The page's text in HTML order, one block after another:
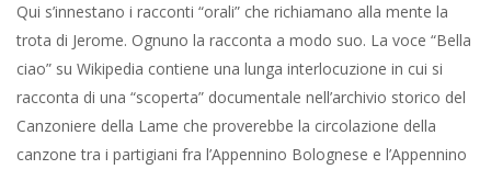
Qui s’innestano i racconti “orali” che richiamano alla mente la
trota di Jerome. Ognuno la racconta a modo suo. La voce “Bella
ciao” su Wikipedia contiene una lunga interlocuzione in cui si
racconta di una “scoperta” documentale nell’archivio storico del
Canzoniere della Lame che proverebbe la circolazione della
canzone tra i partigiani fra l’Appennino Bolognese e l’Appennino